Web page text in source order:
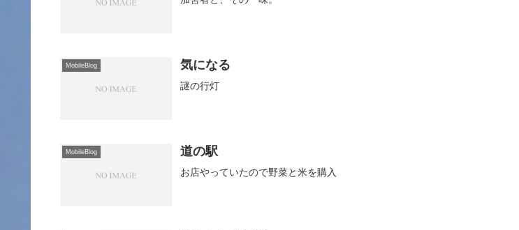
MobileBlog 気になる
謎の行灯
MobileBlog 道の駅
お店やっていたので野菜と米を購入